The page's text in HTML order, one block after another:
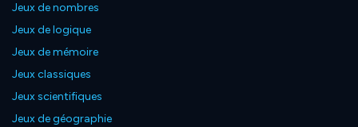
Jeux de nombres
Jeux de logique
Jeux de mémoire
Jeux classiques
Jeux scientifiques
Jeux de géographie